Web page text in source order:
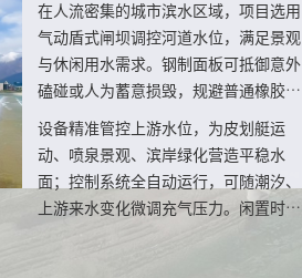
在人流密集的城市滨水区域，项目选用
气动盾式闸坝调控河道水位，满足景观
与休闲用水需求。钢制面板可抵御意外
磕碰或人为蓄意损毁，规避普通橡胶坝
设备精准管控上游水位，为皮划艇运
动、喷泉景观、滨岸绿化营造平稳水
面；控制系统全自动运行，可随潮汐、
上游来水变化微调充气压力。闲置时坝